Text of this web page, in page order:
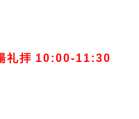
礼拝 10:00-11:30